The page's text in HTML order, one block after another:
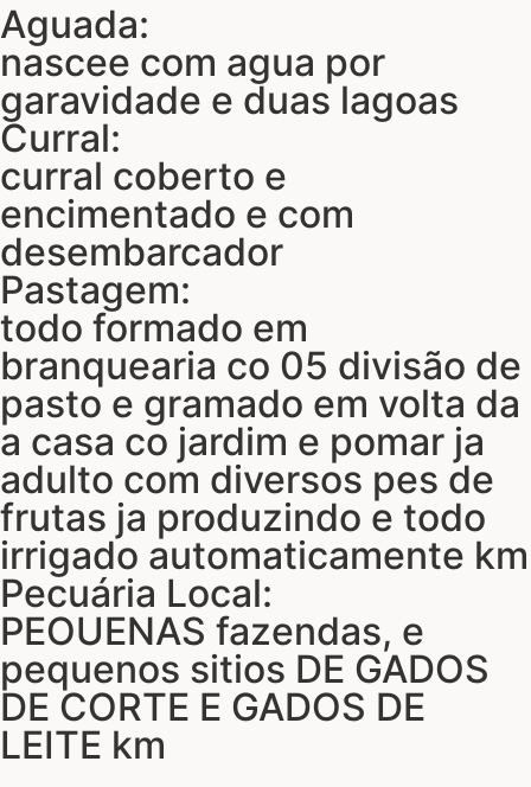
Aguada:
nascee com agua por
garavidade e duas lagoas
Curral:
curral coberto e
encimentado e com
desembarcador
Pastagem:
todo formado em
branquearia co 05 divisão de
pasto e gramado em volta da
a casa co jardim e pomar ja
adulto com diversos pes de
frutas ja produzindo e todo
irrigado automaticamente km
Pecuária Local:
PEOUENAS fazendas, e
pequenos sitios DE GADOS
DE CORTE E GADOS DE
LEITE km